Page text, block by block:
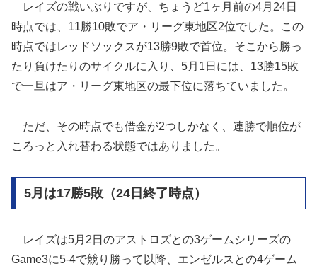
レイズの戦いぶりですが、ちょうど1ヶ月前の4月24日
時点では、11勝10敗でア・リーグ東地区2位でした。この
時点ではレッドソックスが13勝9敗で首位。そこから勝っ
たり負けたりのサイクルに入り、5月1日には、13勝15敗
で一旦はア・リーグ東地区の最下位に落ちていました。
ただ、その時点でも借金が2つしかなく、連勝で順位が
ころっと入れ替わる状態ではありました。
5月は17勝5敗（24日終了時点）
レイズは5月2日のアストロズとの3ゲームシリーズの
Game3に5-4で競り勝って以降、エンゼルスとの4ゲーム